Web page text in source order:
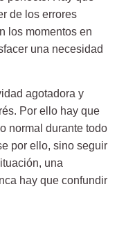
de los errores
los momentos en
una necesidad
agotadora y
Por ello hay que
normal durante todo
por ello, sino seguir
una
hay que confundir